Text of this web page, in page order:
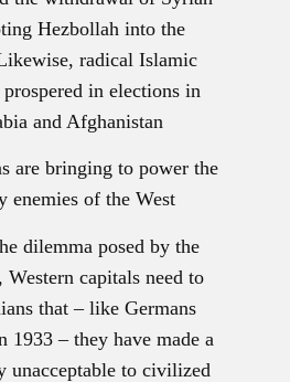
Hezbollah into the
radical Islamic
in elections in
and Afghanistan
are bringing to power the
enemies of the West
dilemma posed by the
capitals need to
that – like Germans
1933 – they have made a
unacceptable to civilized